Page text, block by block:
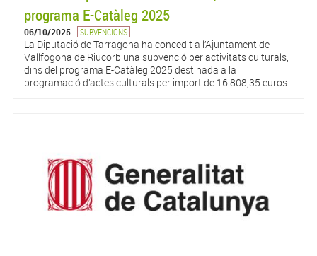
programa E-Catàleg 2025
06/10/2025 SUBVENCIONS
La Diputació de Tarragona ha concedit a l’Ajuntament de
Vallfogona de Riucorb una subvenció per activitats culturals,
dins del programa E-Catàleg 2025 destinada a la
programació d’actes culturals per import de 16.808,35 euros.